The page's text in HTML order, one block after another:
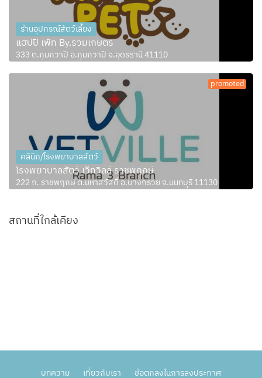
ร้านอุปกรณ์สัตว์เลี้ยง
แฮปปี้ เพ็ท By.รวมเกษตร
333 ต.กุมภวาปี อ.กุมภวาปี จ.อุดรธานี 41110
promoted
คลินิก/โรงพยาบาลสัตว์
โรงพยาบาลสัตว์ เว็ทวิลล์ ราชพฤกษ์
222 ถ. ราชพฤกษ์ ต.มหาสวัสดิ์ อ.บางกรวย จ.นนทบุรี 11130
สถานที่ใกล้เคียง
บทความ เกี่ยวกับเรา ข้อตกลงในการลงประกาศ